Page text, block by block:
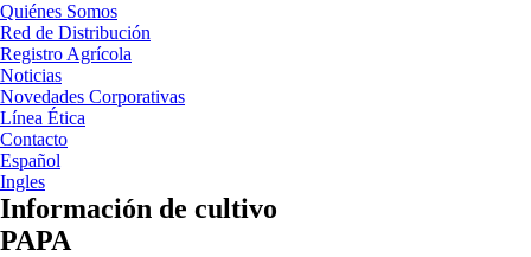
Quiénes Somos
Red de Distribución
Registro Agrícola
Noticias
Novedades Corporativas
Línea Ética
Contacto
Español
Ingles
Información de cultivo
PAPA